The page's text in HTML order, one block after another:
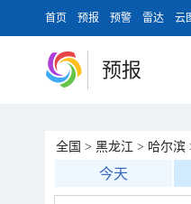
首页 预报 预警 雷达 云
预报
全国 > 黑龙江 > 哈尔滨
今天